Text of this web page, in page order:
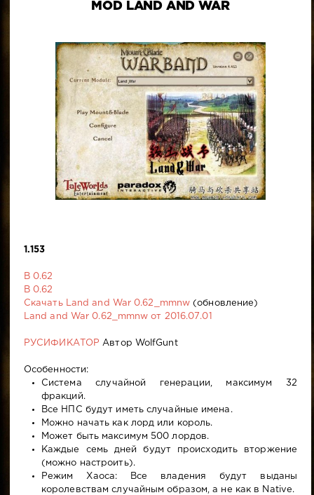
MOD LAND AND WAR
1.153
В 0.62
В 0.62
Скачать Land and War 0.62_mmnw (обновление)
Land and War 0.62_mmnw от 2016.07.01
РУСИФИКАТОР Автор WolfGunt
Особенности:
Система случайной генерации, максимум 32
фракций.
Все НПС будут иметь случайные имена.
Можно начать как лорд или король.
Может быть максимум 500 лордов.
Каждые семь дней будут происходить вторжение
(можно настроить).
Режим Хаоса: Все владения будут выданы
королевствам случайным образом, а не как в Native.